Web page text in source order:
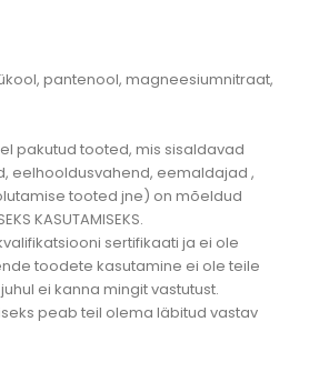
pantenool, magneesiumnitraat,
pakutud tooted, mis sisaldavad
eelhooldusvahend, eemaldajad ,
tooted jne) on mõeldud
KASUTAMISEKS.
sertifikaati ja ei ole
toodete kasutamine ei ole teile
ei kanna mingit vastutust.
peab teil olema läbitud vastav